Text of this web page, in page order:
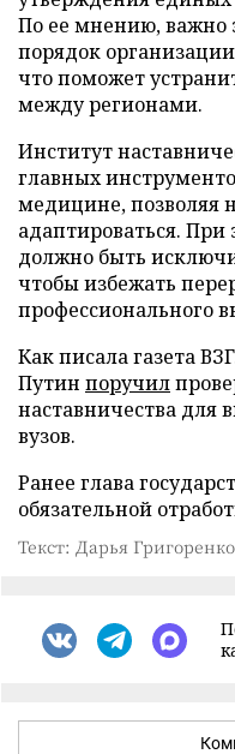
По ее мнению, важно
порядок
что поможет
между регионами.
Институт
главных
медицине, позволяя
адаптироваться.
должно быть
чтобы избежать
профессионального
Как писала газета
Путин поручил
наставничества для
вузов.
Ранее глава
обязательной
Текст: Дарья Григоренко